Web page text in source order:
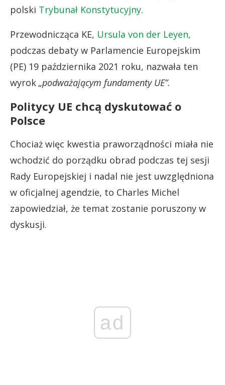
polski Trybunał Konstytucyjny.
Przewodnicząca KE, Ursula von der Leyen,
podczas debaty w Parlamencie Europejskim
(PE) 19 października 2021 roku, nazwała ten
wyrok „podważającym fundamenty UE”.
Politycy UE chcą dyskutować o
Polsce
Chociaż więc kwestia praworządności miała nie
wchodzić do porządku obrad podczas tej sesji
Rady Europejskiej i nadal nie jest uwzględniona
w oficjalnej agendzie, to Charles Michel
zapowiedział, że temat zostanie poruszony w
dyskusji.
ad